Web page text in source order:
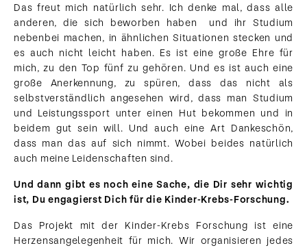
Das freut mich natürlich sehr. Ich denke mal, dass alle
anderen, die sich beworben haben und ihr Studium
nebenbei machen, in ähnlichen Situationen stecken und
es auch nicht leicht haben. Es ist eine große Ehre für
mich, zu den Top fünf zu gehören. Und es ist auch eine
große Anerkennung, zu spüren, dass das nicht als
selbstverständlich angesehen wird, dass man Studium
und Leistungssport unter einen Hut bekommen und in
beidem gut sein will. Und auch eine Art Dankeschön,
dass man das auf sich nimmt. Wobei beides natürlich
auch meine Leidenschaften sind.
Und dann gibt es noch eine Sache, die Dir sehr wichtig
ist, Du engagierst Dich für die Kinder-Krebs-Forschung.
Das Projekt mit der Kinder-Krebs Forschung ist eine
Herzensangelegenheit für mich. Wir organisieren jedes